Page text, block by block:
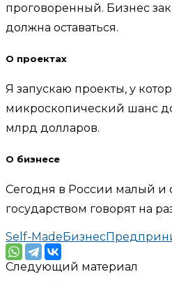
проговоренный. Бизнес
должна оставаться.
О проектах
Я запускаю проекты, у
микроскопический шанс
млрд долларов.
О бизнесе
Сегодня в России малый и
государством говорят на
Self-Made Бизнес
Следующий материал